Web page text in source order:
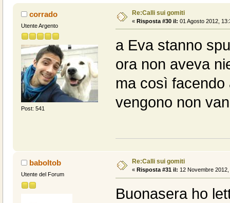
corrado
Utente Argento
Post: 541
Re:Calli sui gomiti
« Risposta #30 il: 01 Agosto 2012,
a Eva stanno
ora non aveva
ma così
vengono non
baboltob
Utente del Forum
Re:Calli sui gomiti
« Risposta #31 il: 12 Novembre
Buonasera ho